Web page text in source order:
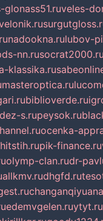
glonass51.ruveles-
nadookna.rulubov-
nn.rusocrat2000.ru
klassika.ru
masteroptica.ru
biblioverde.ru
s.rupeysok.ru
ocenka-
hitstih.rupik-finance.ru
olymp-clan.rudr-
allkmv.rudhgfd.ru
edemvgelen.ruytyt.ru